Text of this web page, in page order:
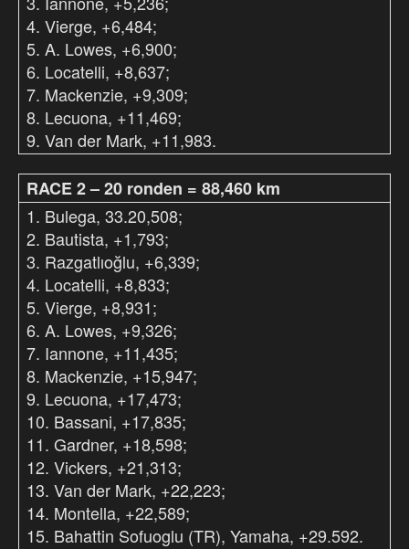
4. Vierge, +6,484;
5. A. Lowes, +6,900;
6. Locatelli, +8,637;
7. Mackenzie, +9,309;
8. Lecuona, +11,469;
9. Van der Mark, +11,983.
RACE 2 – 20 ronden = 88,460 km
1. Bulega, 33.20,508;
2. Bautista, +1,793;
3. Razgatlıoğlu, +6,339;
4. Locatelli, +8,833;
5. Vierge, +8,931;
6. A. Lowes, +9,326;
7. Iannone, +11,435;
8. Mackenzie, +15,947;
9. Lecuona, +17,473;
10. Bassani, +17,835;
11. Gardner, +18,598;
12. Vickers, +21,313;
13. Van der Mark, +22,223;
14. Montella, +22,589;
15. Bahattin Sofuoglu (TR), Yamaha, +29.592.